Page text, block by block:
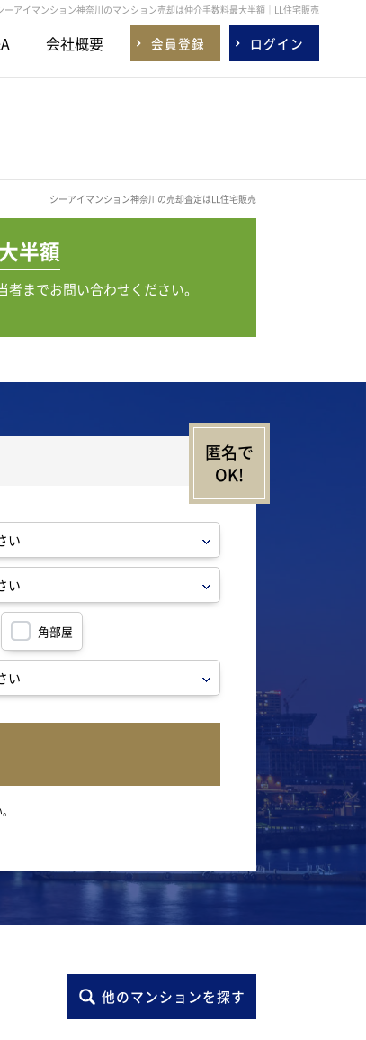
ーアイマンション神奈川のマンション売却は仲介手数料最大半額｜LL住宅販売
会社概要 会員登録 ログイン
シーアイマンション神奈川の売却査定はLL住宅販売
半額
までお問い合わせください。
角部屋
他のマンションを探す